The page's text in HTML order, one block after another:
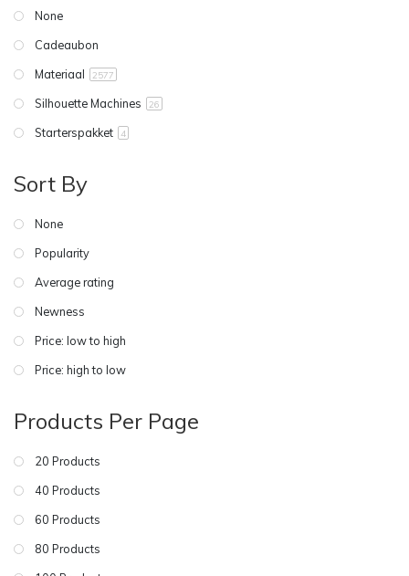
None
Cadeaubon
Materiaal
2577
Silhouette Machines 26
Starterspakket 4
Sort By
None
Popularity
Average rating
Newness
Price: low to high
Price: high to low
Products Per Page
20 Products
40 Products
60 Products
80 Products